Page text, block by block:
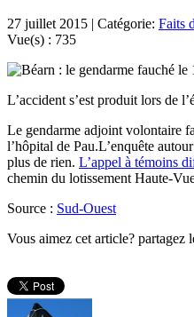
27 juillet 2015 | Catégorie: Faits
Vue(s) : 735
L’accident s’est produit lors de
Le gendarme adjoint volontaire
l’hôpital de Pau.L’enquête
plus de rien. L’appel à témoins
chemin du lotissement Haute-
Source : Sud-Ouest
Vous aimez cet article? partagez